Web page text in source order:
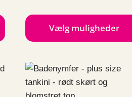
Vælg muligheder
vare